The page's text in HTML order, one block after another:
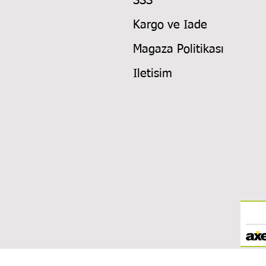
Kargo ve Iade
Magaza Politikası
Iletisim